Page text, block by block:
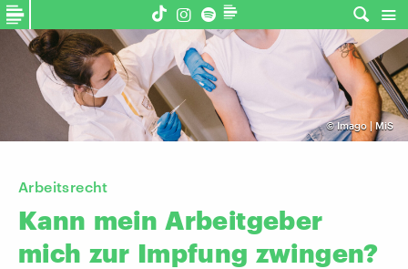
©Imago | MiS
Arbeitsrecht
Kann mein Arbeitgeber
mich zur Impfung zwingen?